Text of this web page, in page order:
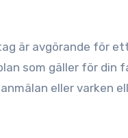
är avgörande för
som gäller för
eller varken